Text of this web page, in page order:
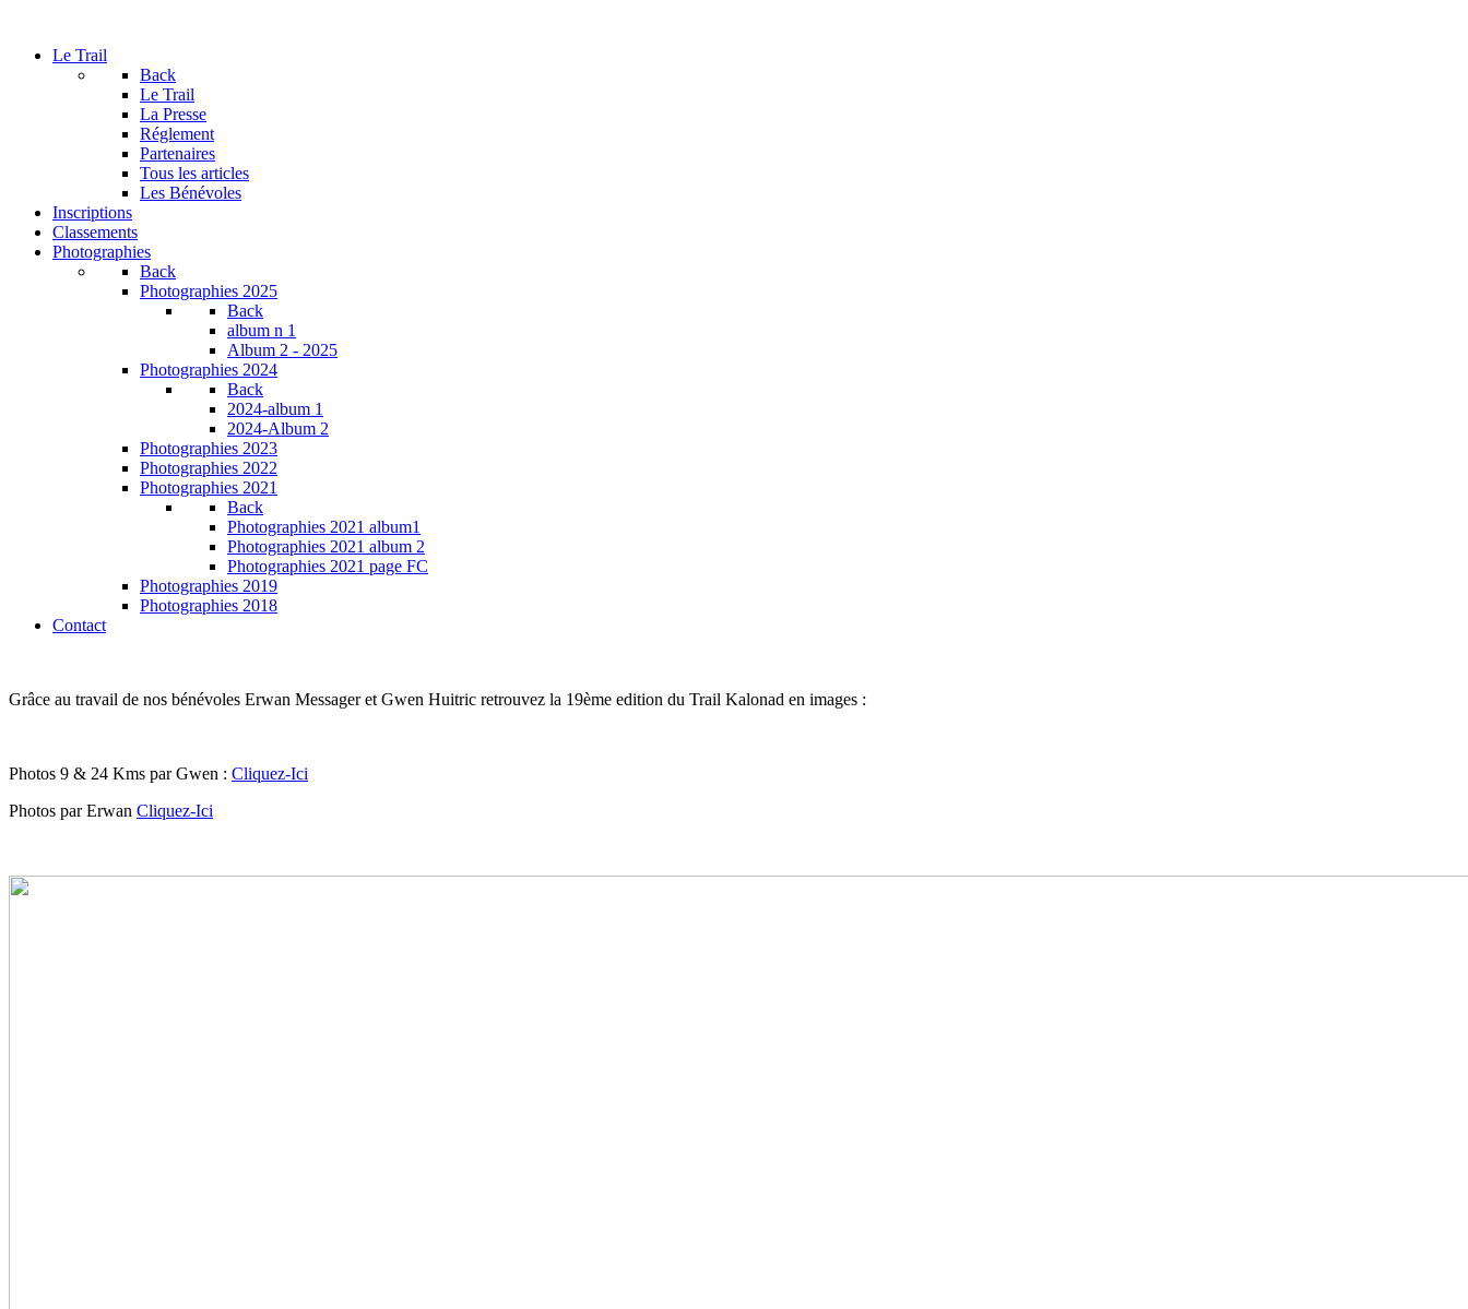
Le Trail
Back
Le Trail
La Presse
Réglement
Partenaires
Tous les articles
Les Bénévoles
Inscriptions
Classements
Photographies
Back
Photographies 2025
Back
album n 1
Album 2 - 2025
Photographies 2024
Back
2024-album 1
2024-Album 2
Photographies 2023
Photographies 2022
Photographies 2021
Back
Photographies 2021 album1
Photographies 2021 album 2
Photographies 2021 page FC
Photographies 2019
Photographies 2018
Contact
Grâce au travail de nos bénévoles Erwan Messager et Gwen Huitric retrouvez la 19ème edition du Trail Kalonad en images :
Photos 9 & 24 Kms par Gwen : Cliquez-Ici
Photos par Erwan Cliquez-Ici